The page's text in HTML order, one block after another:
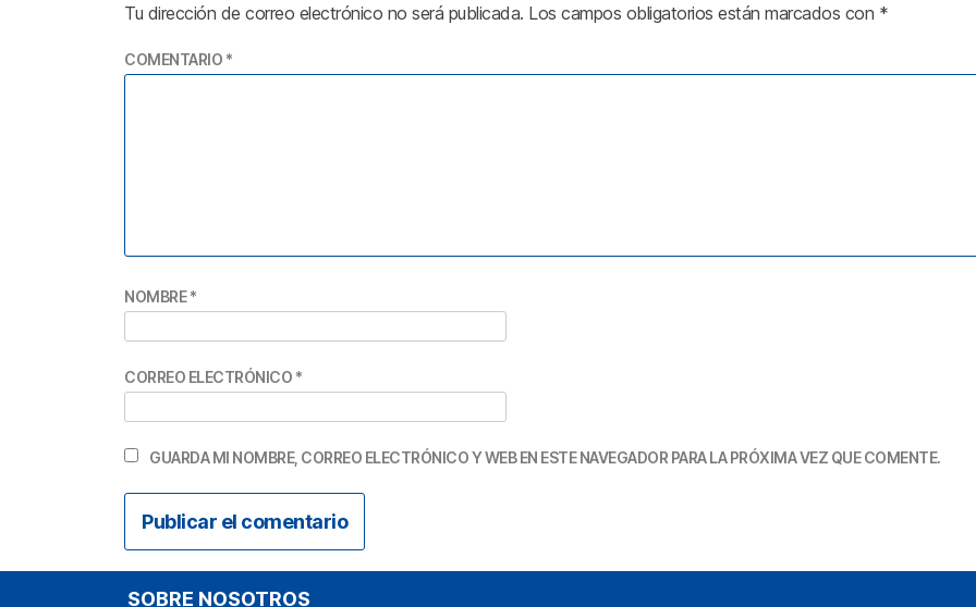
Tu dirección de correo electrónico no será publicada. Los campos obligatorios están marcados con *
COMENTARIO *
NOMBRE*
CORREO ELECTRÓNICO *
GUARDA MI NOMBRE, CORREO ELECTRÓNICO Y WEB EN ESTE NAVEGADOR PARA LA PRÓXIMA VEZ QUE COMENTE.
SOBRE NOSOTROS